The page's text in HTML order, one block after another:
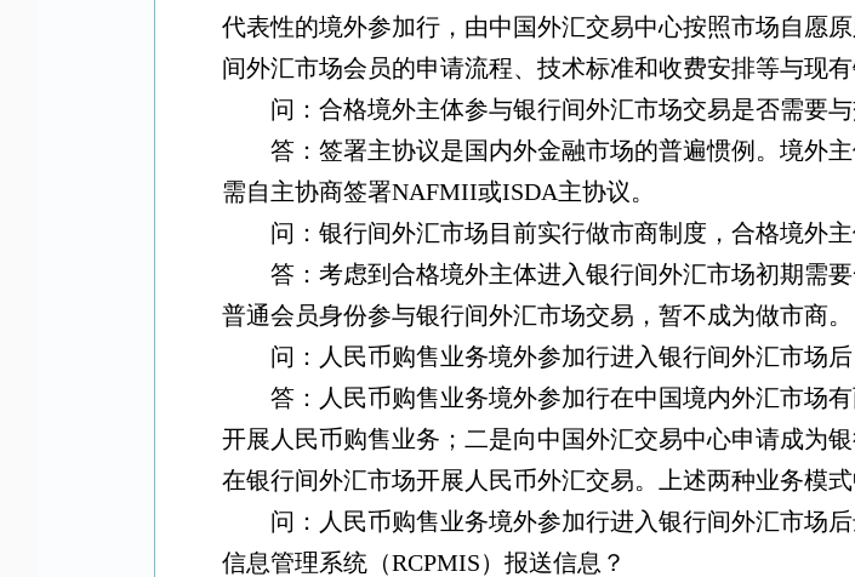
代表性的境外参加行，由中国外汇交易中心按照市场自愿
间外汇市场会员的申请流程、技术标准和收费安排等与现
问：合格境外主体参与银行间外汇市场交易是否需要
答：签署主协议是国内外金融市场的普遍惯例。境外
需自主协商签署NAFMII或ISDA主协议。
问：银行间外汇市场目前实行做市商制度，合格境外
答：考虑到合格境外主体进入银行间外汇市场初期需
普通会员身份参与银行间外汇市场交易，暂不成为做市商。
问：人民币购售业务境外参加行进入银行间外汇市场
答：人民币购售业务境外参加行在中国境内外汇市场
开展人民币购售业务；二是向中国外汇交易中心申请成为
在银行间外汇市场开展人民币外汇交易。上述两种业务模
问：人民币购售业务境外参加行进入银行间外汇市场
信息管理系统（RCPMIS）报送信息？